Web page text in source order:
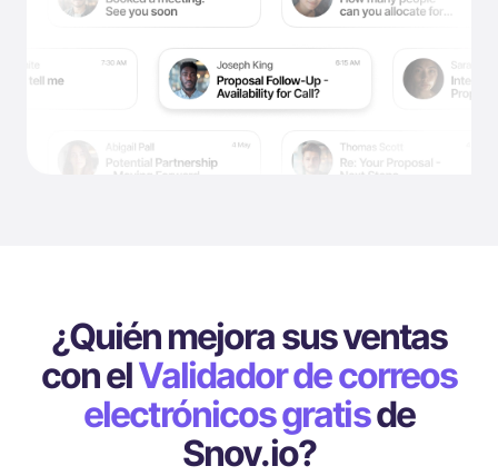
¿Quién mejora sus ventas
con elValidador de correos
electrónicos gratisde
Snov.io?